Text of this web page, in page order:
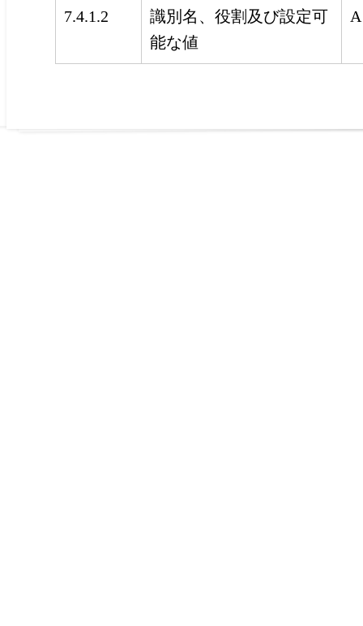
7.4.1.2
識別名、役割及び設定可
能な値
A